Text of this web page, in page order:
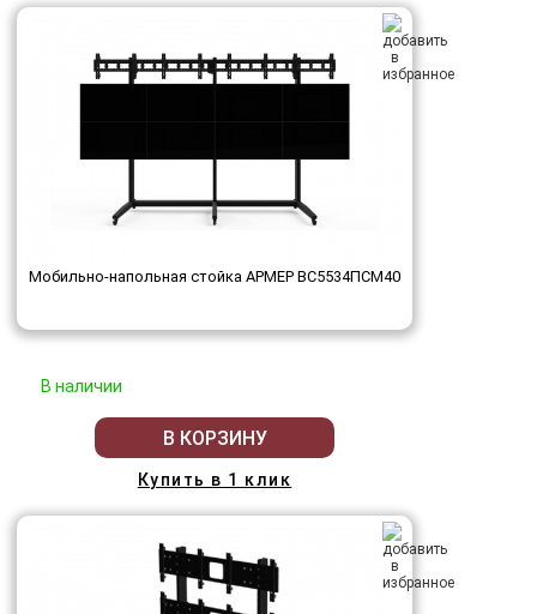
Мобильно-напольная стойка АРМЕР ВС5534ПСМ40
В наличии
В КОРЗИНУ
Купить в 1 клик